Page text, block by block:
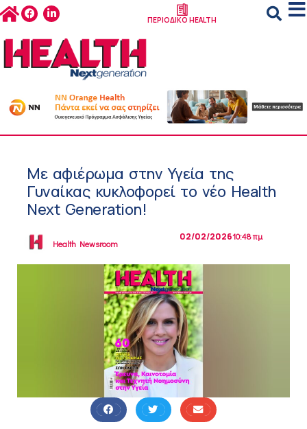
ΠΕΡΙΟΔΙΚΟ HEALTH
Με αφιέρωμα στην Υγεία της
Γυναίκας κυκλοφορεί το νέο Health
Next Generation!
Health Newsroom
02/02/202610:48 πμ